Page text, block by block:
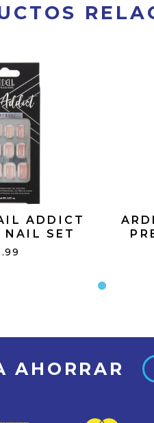
ADDICT
NAIL SET
AHORRAR
de